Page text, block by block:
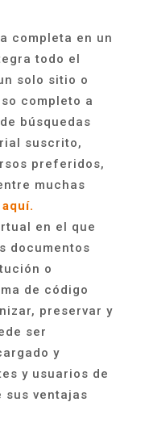
completa en un
todo el
solo sitio o
completo a
búsquedas
suscrito,
preferidos,
muchas
aquí.
en el que
documentos
o
de código
preservar y
ser
y
y usuarios de
sus ventajas